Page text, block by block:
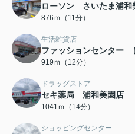
ローソン さいたま浦和
876ｍ（11分）
生活雑貨店
ファッションセンター
919ｍ（12分）
ドラッグストア
セキ薬局 浦和美園店
1041ｍ（14分）
ショッピングセンター